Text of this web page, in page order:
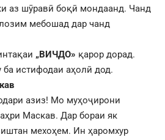
аз шӯравӣ боқӣ мондаанд. Чанд
мебошад дар чанд
„ВИЧДО» қарор дорад.
истифодаи аҳолӣ дод.
азиз! Мо муҳоҷирони
Маскав. Дар бораи як
мехоҳем. Ин ҳаромхур